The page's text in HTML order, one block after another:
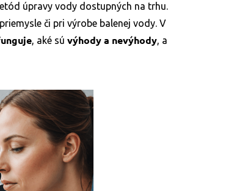
úpravy vody dostupných na trhu.
či pri výrobe balenej vody. V
, aké sú výhody a nevýhody, a